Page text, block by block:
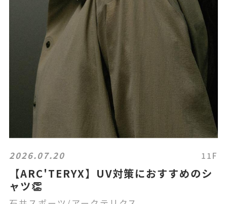
2026.07.20 11F
【ARC'TERYX】UV対策におすすめのシ
ャツ👏